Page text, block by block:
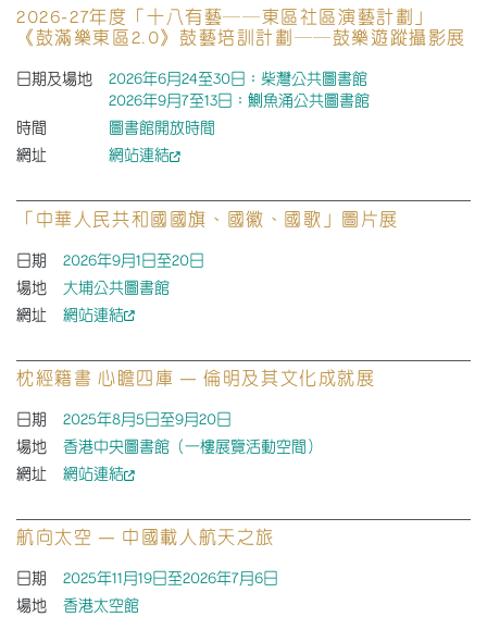
「中華人民共和國國旗、國徽、國歌」圖片展
日期
2026年9月1日至20日
場地
大埔公共圖書館
網址
網站連結
枕經籍書 心瞻四庫 — 倫明及其文化成就展
日期
2025年8月5日至9月20日
場地
香港中央圖書館（一樓展覽活動空間）
網址
網站連結
2026-27年度「十八有藝──東區社區演藝計劃」
《鼓滿樂東區2.0》鼓藝培訓計劃──鼓樂遊蹤攝影展
日期及場地
2026年6月24至30日：柴灣公共圖書館
2026年9月7至13日：鰂魚涌公共圖書館
時間
圖書館開放時間
網址
網站連結
航向太空 — 中國載人航天之旅
日期
2025年11月19日至2026年7月6日
場地
香港太空館